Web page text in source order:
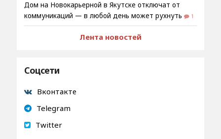
Дом на Новокарьерной в Якутске отключат от
коммуникаций — в любой день может рухнуть
1
Лента новостей
Соцсети
Вконтакте
Telegram
Twitter